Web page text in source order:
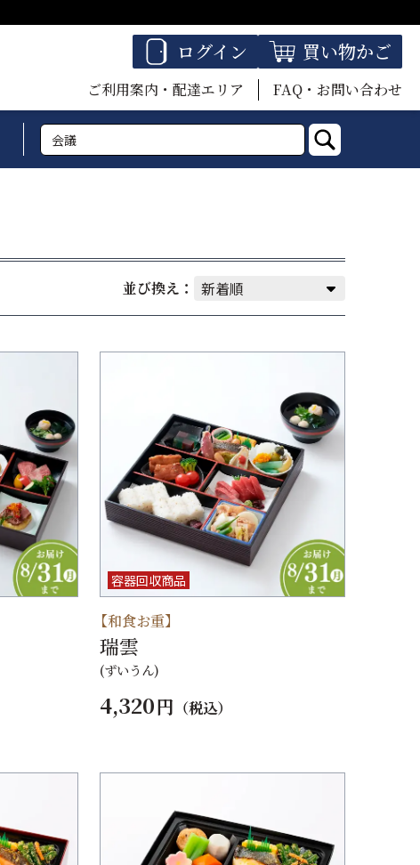
ログイン 買い物かご
ご利用案内・配達エリア FAQ・お問い合わせ
並び換え：
容器回収商品
【和食お重】
瑞雲
(ずいうん)
4,320円 （税込）